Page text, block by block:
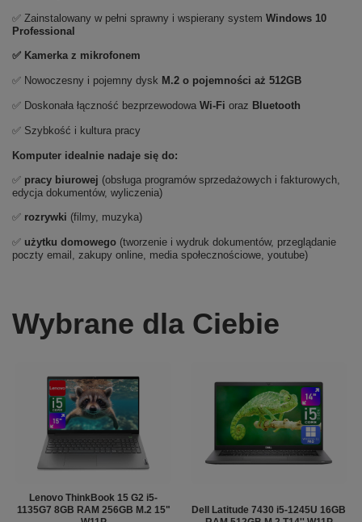
✅ Zainstalowany w pełni sprawny i wspierany system Windows 10
Professional
✅ Kamerka z mikrofonem
✅ Nowoczesny i pojemny dysk M.2 o pojemności aż 512GB
✅ Doskonała łączność bezprzewodowa Wi-Fi oraz Bluetooth
✅ Szybkość i kultura pracy
Komputer idealnie nadaje się do:
✅ pracy biurowej (obsługa programów sprzedażowych i fakturowych,
edycja dokumentów, wyliczenia)
✅ rozrywki (filmy, muzyka)
✅ użytku domowego (tworzenie i wydruk dokumentów, przeglądanie
poczty email, zakupy online, media społecznościowe, youtube)
Wybrane dla Ciebie
Lenovo ThinkBook 15 G2 i5-
1135G7 8GB RAM 256GB M.2 15"
Dell Latitude 7430 i5-1245U 16GB